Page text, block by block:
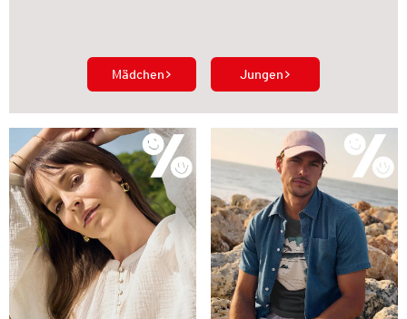
Mädchen Jungen